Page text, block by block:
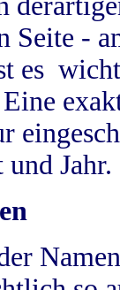
Seite -
es
Jahr.